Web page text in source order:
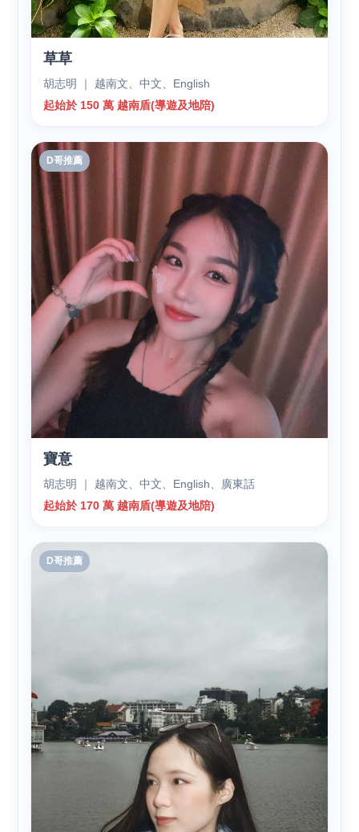
草草
胡志明 ｜ 越南文、中文、English
起始於 150 萬 越南盾(導遊及地陪)
D哥推薦
寶意
胡志明 ｜ 越南文、中文、English、廣東話
起始於 170 萬 越南盾(導遊及地陪)
D哥推薦